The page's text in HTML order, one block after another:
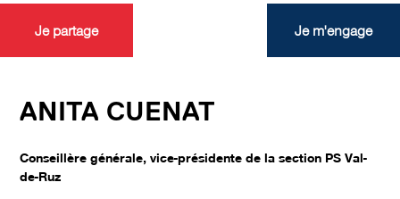
ANITA CUENAT
Conseillère générale, vice-présidente de la section PS Val-
de-Ruz
Je partage Je m'engage